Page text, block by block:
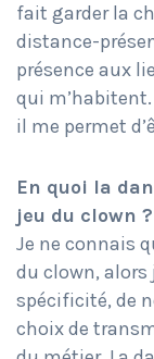
fait garder la
distance-
présence aux
qui
il me permet
En quoi la
jeu du clown ?
Je ne connais
du clown, alors
spécificité, de
choix de